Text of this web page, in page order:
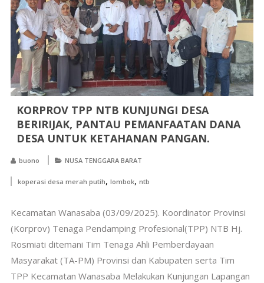
KORPROV TPP NTB KUNJUNGI DESA
BERIRIJAK, PANTAU PEMANFAATAN DANA
DESA UNTUK KETAHANAN PANGAN.
buono NUSA TENGGARA BARAT
koperasi desa merah putih, lombok, ntb
Kecamatan Wanasaba (03/09/2025). Koordinator Provinsi
(Korprov) Tenaga Pendamping Profesional(TPP) NTB Hj.
Rosmiati ditemani Tim Tenaga Ahli Pemberdayaan
Masyarakat (TA-PM) Provinsi dan Kabupaten serta Tim
TPP Kecamatan Wanasaba Melakukan Kunjungan Lapangan